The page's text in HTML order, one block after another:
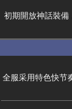
初期開放神話裝備
全服采用特色快节